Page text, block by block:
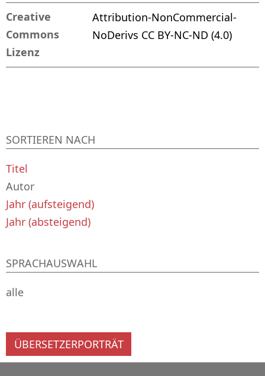
Creative
Commons
Lizenz
Attribution-NonCommercial-
NoDerivs CC BY-NC-ND (4.0)
SORTIEREN NACH
Titel
Autor
Jahr (aufsteigend)
Jahr (absteigend)
SPRACHAUSWAHL
alle
ÜBERSETZERPORTRÄT